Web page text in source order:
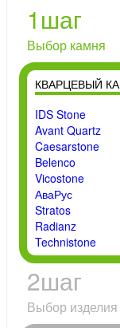
1шаг
Выбор камня
КВАРЦЕВЫЙ
IDS Stone
Avant Quartz
Caesarstone
Belenco
Vicostone
АваРус
Stratos
Radianz
Technistone
2шаг
Выбор изделия